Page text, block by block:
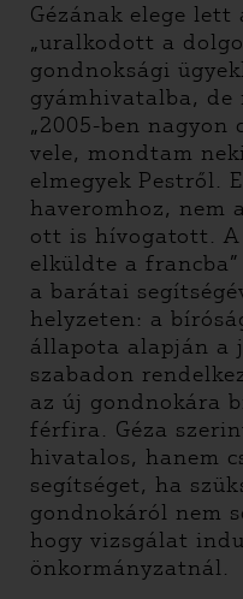
Gézának elege
„uralkodott a
gondnoksági
gyámhivatalba, de
„2005-ben nagyon
vele, mondtam
elmegyek Pestről.
haveromhoz, nem
ott is hívogatott. A
elküldte a
a barátai
helyzeten: a
állapota alapján a
szabadon
az új gondnokára
férfira. Géza
hivatalos, hanem
segítséget, ha
gondnokáról nem
hogy vizsgálat
önkormányzatnál.